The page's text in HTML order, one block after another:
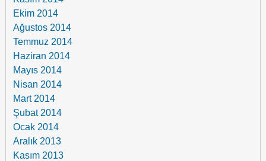
Ekim 2014
Ağustos 2014
Temmuz 2014
Haziran 2014
Mayıs 2014
Nisan 2014
Mart 2014
Şubat 2014
Ocak 2014
Aralık 2013
Kasım 2013